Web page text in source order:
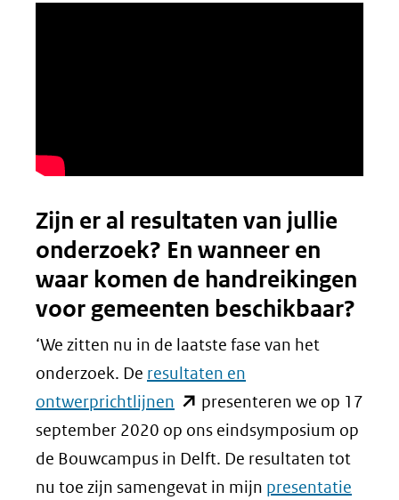
Zijn er al resultaten van jullie
onderzoek? En wanneer en
waar komen de handreikingen
voor gemeenten beschikbaar?
‘We zitten nu in de laatste fase van het
onderzoek. De resultaten en
ontwerprichtlijnen (opent
in
nieuw
venster)
presenteren we op 17
september 2020 op ons eindsymposium op
de Bouwcampus in Delft. De resultaten tot
nu toe zijn samengevat in mijn presentatie